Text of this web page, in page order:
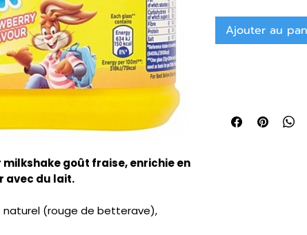
goût fraise, enrichie en
avec du lait.
naturel (rouge de betterave),
Ajouter au